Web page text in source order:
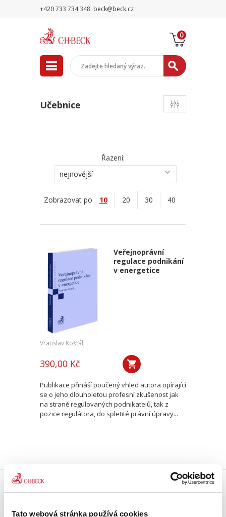
Tato webová stránka používá cookies
+420 733 734 348 beck@beck.cz
0
Učebnice
Řazení:
nejnovější
Zobrazovat po 10 20 30 40
Veřejnoprávní
regulace podnikání
v energetice
Vratislav Košťál,
390,00 Kč
Publikace přináší poučený vhled autora opírající
se o jeho dlouholetou profesní zkušenost jak
na straně regulovaných podnikatelů, tak z
pozice regulátora, do spletité právní úpravy...
Získejte dopravu zdarma